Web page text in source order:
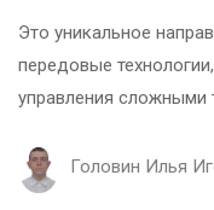
Это уникальное
передовые
управления сложными
обслуживать и
Головин Илья